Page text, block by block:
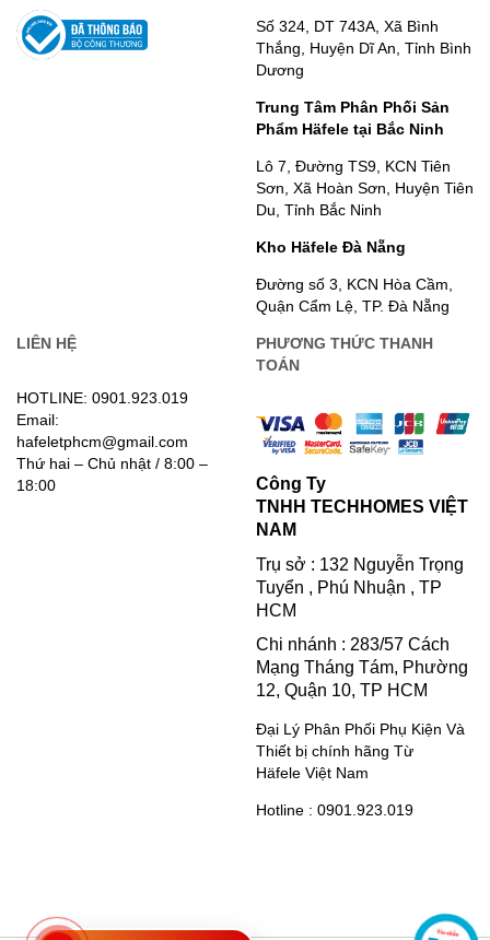
Số 324, DT 743A, Xã Bình
Thắng, Huyện Dĩ An, Tỉnh Bình
Dương
Trung Tâm Phân Phối Sản
Phẩm Häfele tại Bắc Ninh
Lô 7, Đường TS9, KCN Tiên
Sơn, Xã Hoàn Sơn, Huyện Tiên
Du, Tỉnh Bắc Ninh
Kho Häfele Đà Nẵng
Đường số 3, KCN Hòa Cầm,
Quận Cẩm Lệ, TP. Đà Nẵng
LIÊN HỆ
HOTLINE: 0901.923.019
Email:
hafeletphcm@gmail.com
Thứ hai – Chủ nhật / 8:00 –
18:00
PHƯƠNG THỨC THANH
TOÁN
Công Ty
TNHH TECHHOMES VIỆT
NAM
Trụ sở : 132 Nguyễn Trọng
Tuyển , Phú Nhuận , TP
HCM
Chi nhánh : 283/57 Cách
Mạng Tháng Tám, Phường
12, Quận 10, TP HCM
Đại Lý Phân Phối Phụ Kiện Và
Thiết bị chính hãng Từ
Häfele Việt Nam
Hotline : 0901.923.019